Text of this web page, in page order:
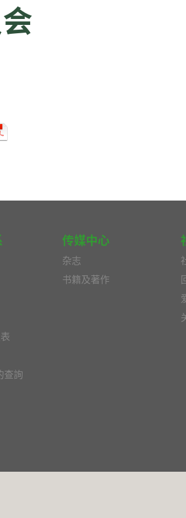
查詢
传媒中心
杂志
书籍及著作